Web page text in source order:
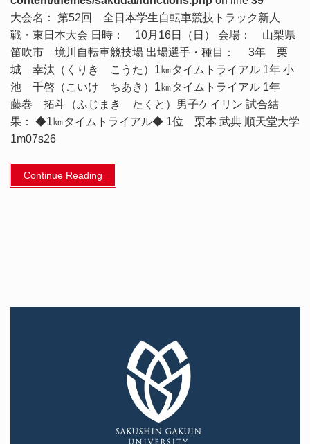
大会名： 第52回 全日本学生自転車競技トラック新人
戦・東日本大会 日時： 10月16日（日） 会場： 山梨県
笛吹市 境川自転車競技場 出場選手・種目： 3年 栗
城 幸汰（くりき こうた）1㎞タイムトライアル 1年 小
池 千啓（こいけ ちあき）1㎞タイムトライアル 1年
藤巻 拓斗（ふじまき たくと）男子ケイリン 試合結
果： ◆1㎞タイムトライアル◆ 1位 栗本 武典 順天堂大学
1m07s26
Continue Reading